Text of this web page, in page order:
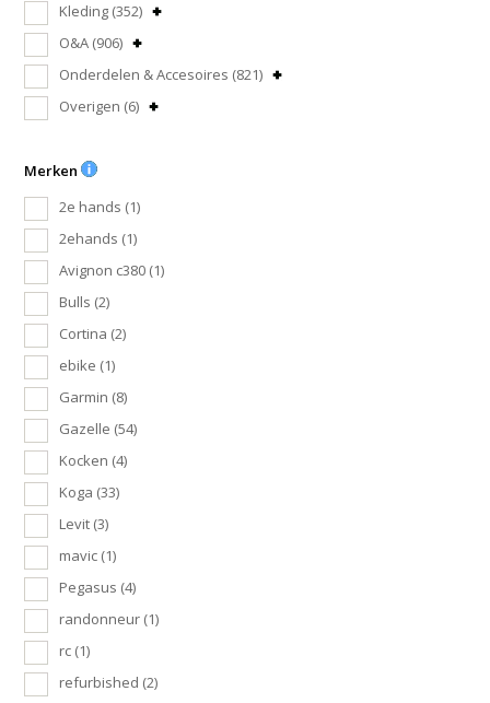
Kleding (352)
O&A (906)
Onderdelen & Accesoires (821)
Overigen (6)
Merken
2e hands (1)
2ehands (1)
Avignon c380 (1)
Bulls (2)
Cortina (2)
ebike (1)
Garmin (8)
Gazelle (54)
Kocken (4)
Koga (33)
Levit (3)
mavic (1)
Pegasus (4)
randonneur (1)
rc (1)
refurbished (2)